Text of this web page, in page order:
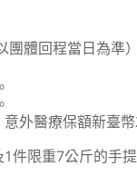
體回程當日為準）
外醫療保額新臺
件限重7公斤的手